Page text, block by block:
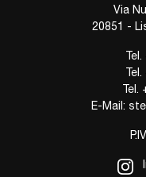
Via
20851 -
Tel.
Tel.
Tel.
E-Mail: